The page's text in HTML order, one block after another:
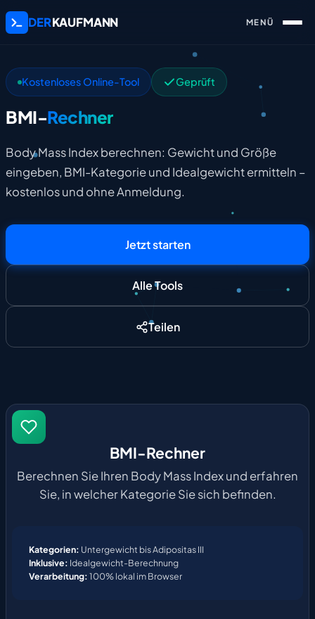
DERKAUFMANN
Kostenloses Online-Tool Geprüft
BMI-Rechner
Body Mass Index berechnen: Gewicht und Größe
eingeben, BMI-Kategorie und Idealgewicht ermitteln –
kostenlos und ohne Anmeldung.
Jetzt starten
Alle Tools
Teilen
BMI-Rechner
Berechnen Sie Ihren Body Mass Index und erfahren
Sie, in welcher Kategorie Sie sich befinden.
Kategorien: Untergewicht bis Adipositas III
Inklusive: Idealgewicht-Berechnung
Verarbeitung:100% lokal im Browser